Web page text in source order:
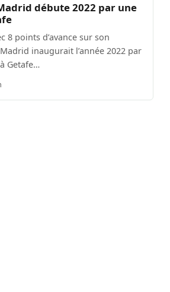
débute 2022 par une
8 points d’avance sur son
inaugurait l’année 2022 par
Getafe…